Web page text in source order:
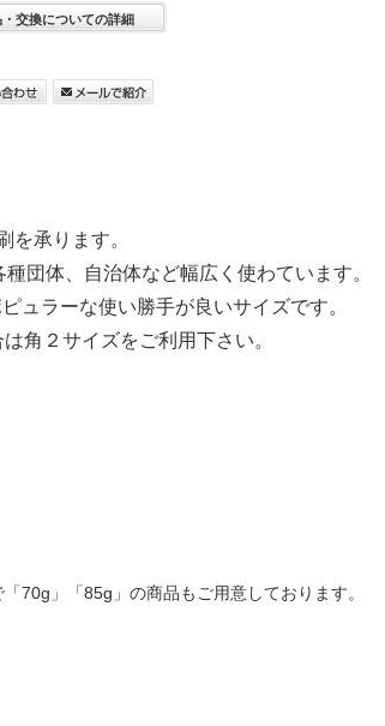
・交換についての詳細
を承ります。
団体、自治体など幅広く使わています。
ュラーな使い勝手が良いサイズです。
角２サイズをご利用下さい。
70g」「85g」の商品もご用意しております。